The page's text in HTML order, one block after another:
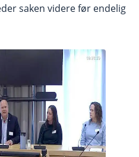
saken videre før endelig